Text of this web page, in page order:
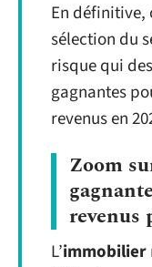
En définitive,
sélection du
risque qui
gagnantes
revenus en
Zoom
revenus
L’immobilier